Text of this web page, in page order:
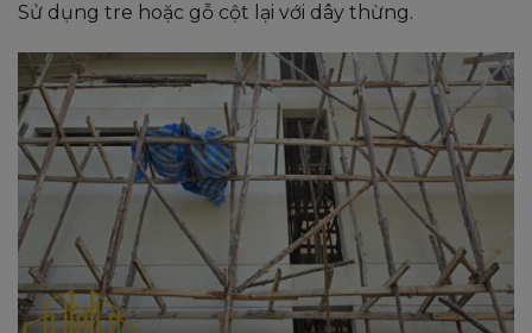
Sử dụng tre hoặc gỗ cột lại với dây thừng.